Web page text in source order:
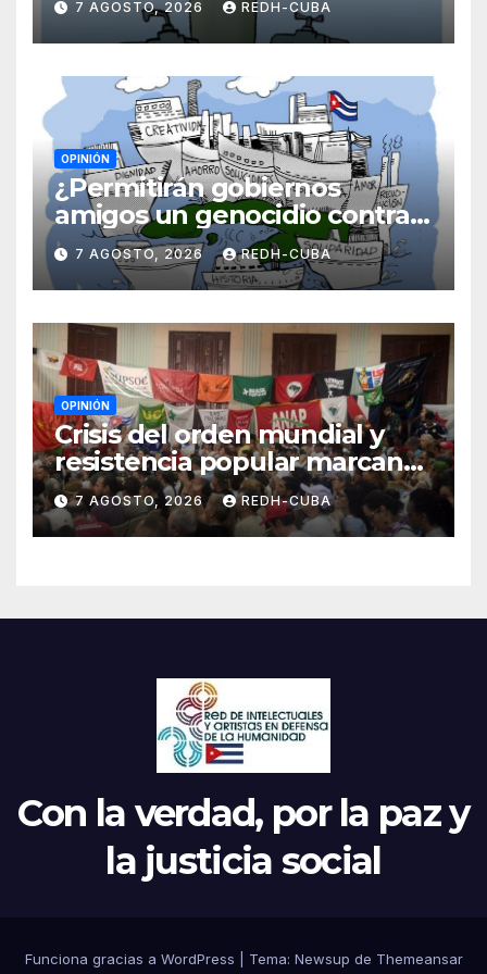
7 AGOSTO, 2026 REDH-CUBA
OPINIÓN
¿Permitirán gobiernos
amigos un genocidio contra
Cuba? Por Hedelberto López
Blanch
7 AGOSTO, 2026 REDH-CUBA
OPINIÓN
Crisis del orden mundial y
resistencia popular marcan
el inicio de la IV Asamblea
Continental de ALBA
Movimientos en Cuba
7 AGOSTO, 2026 REDH-CUBA
Con la verdad, por la paz y
la justicia social
Funciona gracias a WordPress Tema: Newsup de Themeansar